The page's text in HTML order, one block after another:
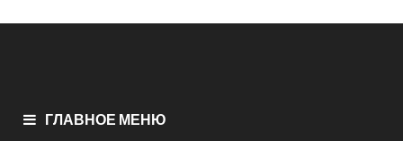
ГЛАВНОЕ МЕНЮ